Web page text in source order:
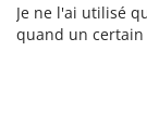
Qualité / Prix
Je ne l'ai utilisé
quand un